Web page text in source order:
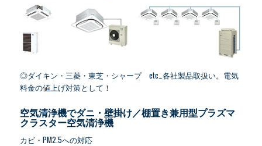
◎ダイキン・三菱・東芝・シャープ etc…各社製品取扱い。電気
料金の値上げ対策として！
空気清浄機でダニ・壁掛け／棚置き兼用型プラズマ
クラスター空気清浄機
カビ・PM2.5への対応